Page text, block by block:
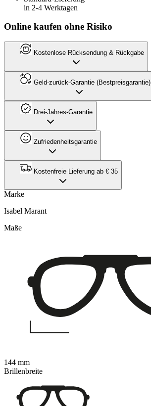
in 2-4 Werktagen
Online kaufen ohne Risiko
Kostenlose Rücksendung & Rückgabe
Geld-zurück-Garantie (Bestpreisgarantie)
Drei-Jahres-Garantie
Zufriedenheitsgarantie
Kostenfreie Lieferung ab € 35
Marke
Isabel Marant
Maße
144 mm
Brillenbreite